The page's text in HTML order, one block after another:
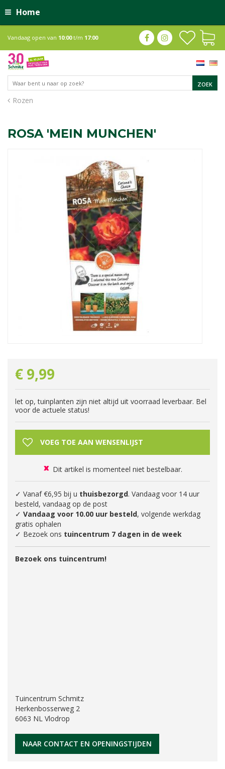
Home
Rozen
Vandaag open van 10:00t/m 17:00
ROSA 'MEIN MUNCHEN'
€ 9,99
let op, tuinplanten zijn niet altijd uit voorraad leverbaar. Bel
voor de actuele status!
Dit artikel is momenteel niet bestelbaar.
✓ Vanaf €6,95 bij u thuisbezorgd. Vandaag voor 14 uur
besteld, vandaag op de post
✓ Vandaag voor 10.00 uur besteld, volgende werkdag
gratis ophalen
✓ Bezoek ons tuincentrum 7 dagen in de week
Bezoek ons tuincentrum!
Tuincentrum Schmitz
Herkenbosserweg 2
6063 NL Vlodrop
NAAR CONTACT EN OPENINGSTIJDEN